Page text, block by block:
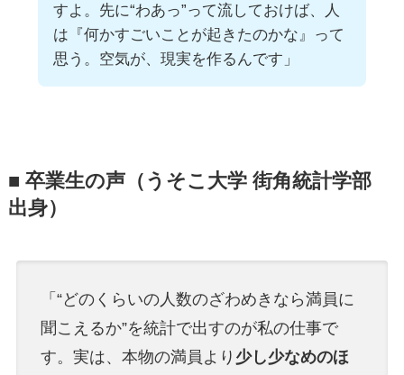
すよ。先に“わあっ”って流しておけば、人
は『何かすごいことが起きたのかな』って
思う。空気が、現実を作るんです」
■ 卒業生の声（うそこ大学 街角統計学部
出身）
「“どのくらいの人数のざわめきなら満員に
聞こえるか”を統計で出すのが私の仕事で
す。実は、本物の満員より 少し少なめのほ